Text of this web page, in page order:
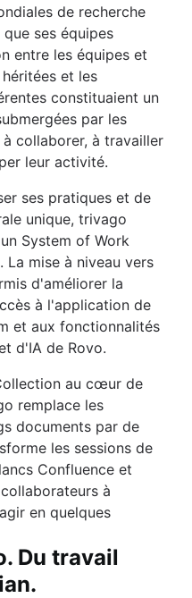
de recherche
ses équipes
entre les équipes et
et les
constituaient un
par les
collaborer, à travailler
leur activité.
ses pratiques et de
unique, trivago
System of Work
La mise à niveau vers
d'améliorer la
à l'application de
et aux fonctionnalités
d'IA de Rovo.
au cœur de
remplace les
documents par de
les sessions de
Confluence et
à
en quelques
Du travail